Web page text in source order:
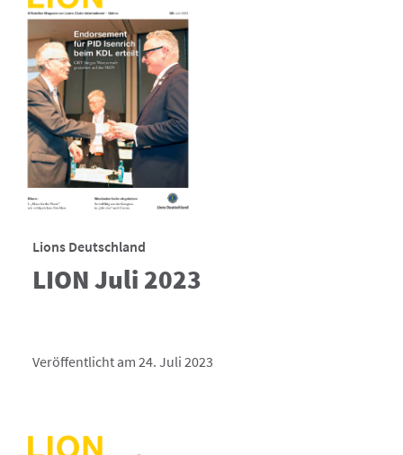
Lions Deutschland
LION Juli 2023
Veröffentlicht am 24. Juli 2023